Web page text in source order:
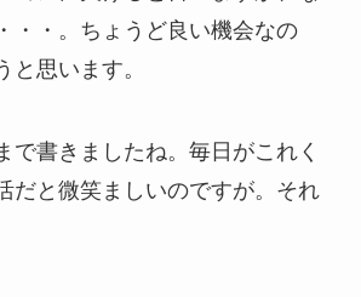
・・。ちょうど良い機会なの
と思います。
で書きましたね。毎日がこれく
だと微笑ましいのですが。それ